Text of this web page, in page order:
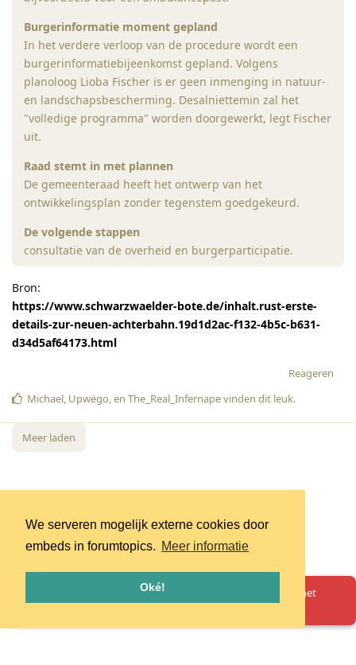
We serveren mogelijk externe cookies door
embeds in forumtopics. Meer informatie
Oké!
Burgerinformatie moment gepland
In het verdere verloop van de procedure wordt een
burgerinformatiebijeenkomst gepland. Volgens
planoloog Lioba Fischer is er geen inmenging in natuur-
en landschapsbescherming. Desalniettemin zal het
"volledige programma" worden doorgewerkt, legt Fischer
uit.
Raad stemt in met plannen
De gemeenteraad heeft het ontwerp van het
ontwikkelingsplan zonder tegenstem goedgekeurd.
De volgende stappen
consultatie van de overheid en burgerparticipatie.
Bron:
https://www.schwarzwaelder-bote.de/inhalt.rust-erste-
details-zur-neuen-achterbahn.19d1d2ac-f132-4b5c-b631-
d34d5af64173.html
Reageren
Michael, Upwego, en The_Real_Infernapevinden dit leuk.
Meer laden
Oeps! Er is iets misgegaan. Herlaad de pagina en probeer het
opnieuw.